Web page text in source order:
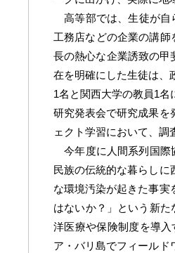
高等部では、生徒が自
工務店などの企業の講師
長の熱心な企業誘致の甲
在を明確にした生徒は
1名と関西大学の教員1
研究発表会で研究成果を
ェクト学習において、
今年度に人間系列国際
民族の伝統的な暮らしに
な環境汚染が起きた事実
はないか？」という新
洋医療や保険制度を導
ア・バリ島でフィールド